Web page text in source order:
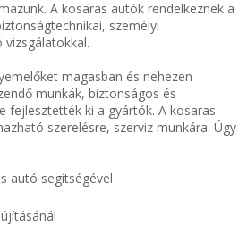
A kosaras autók rendelkeznek a
személyi
magasban és nehezen
munkák, biztonságos és
fejlesztették ki a gyártók. A kosaras
szerelésre, szerviz munkára. Úgy
autó segítségével